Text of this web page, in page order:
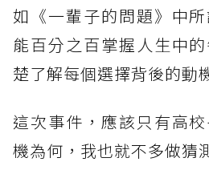
如《一輩子的問題》中
能百分之百掌握人生中
楚了解每個選擇背後的動
這次事件，應該只有高
機為何，我也就不多做猜